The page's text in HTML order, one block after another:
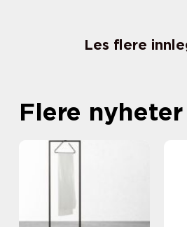
Les flere
Flere nyheter